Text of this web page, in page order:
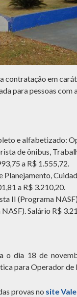
contratação em
para pessoas
e alfabetizado:
de ônibus,
a R$ 1.555,72.
a R$ 3.210,20.
II (Programa
Salário R$
o dia 18 de
para Operador de
provas no site